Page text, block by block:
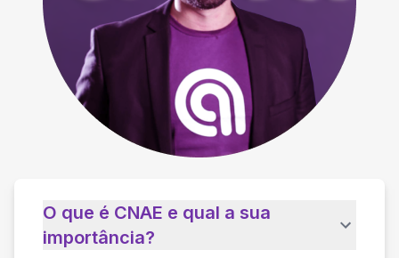
O que é CNAE e qual a sua
importância?